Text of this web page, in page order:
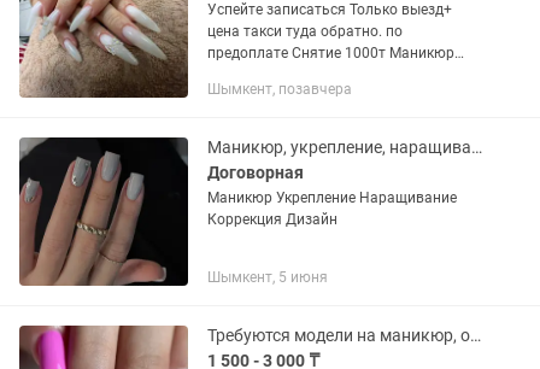
Успейте записаться Только выезд+
цена такси туда обратно. по
предоплате Снятие 1000т Маникюр
Ман+гель покрытие+укр. 5500
отдельно) Дизайн...
Шымкент, позавчера
Маникюр, укрепление, наращивание
Договорная
Маникюр Укрепление Наращивание
Коррекция Дизайн
Шымкент, 5 июня
Требуются модели на маникюр, оплата за материал
1 500 - 3 000 ₸